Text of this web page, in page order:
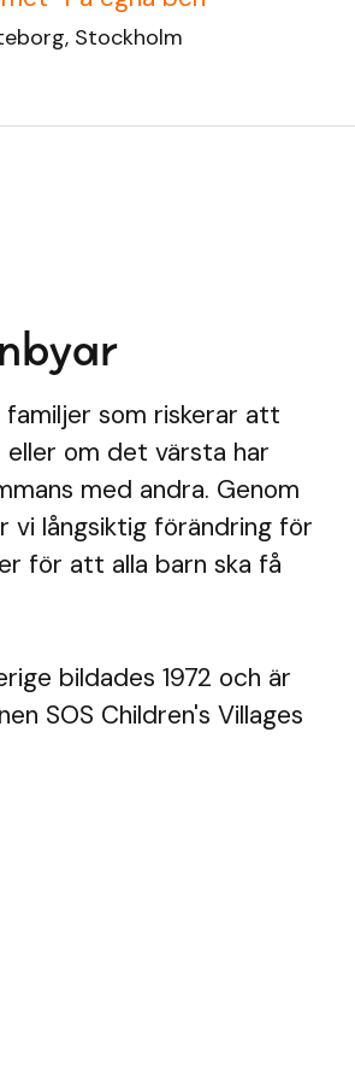
Stockholm
familjer som riskerar att
om det värsta har
med andra. Genom
vi långsiktig förändring för
för att alla barn ska få
bildades 1972 och är
SOS Children's Villages